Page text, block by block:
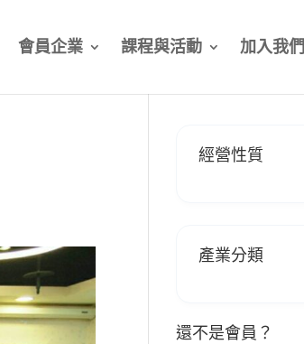
會員企業 課程與活動 加入我們
經營性質
產業分類
還不是會員？